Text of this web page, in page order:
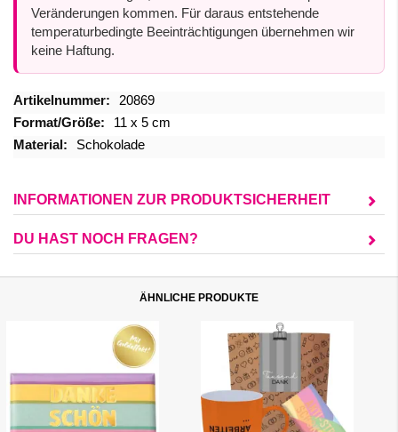
Veränderungen kommen. Für daraus entstehende
temperaturbedingte Beeinträchtigungen übernehmen wir
keine Haftung.
Mehr
Informationen
20869
11 x 5 cm
Schokolade
INFORMATIONEN ZUR PRODUKTSICHERHEIT
DU HAST NOCH FRAGEN?
ÄHNLICHE PRODUKTE